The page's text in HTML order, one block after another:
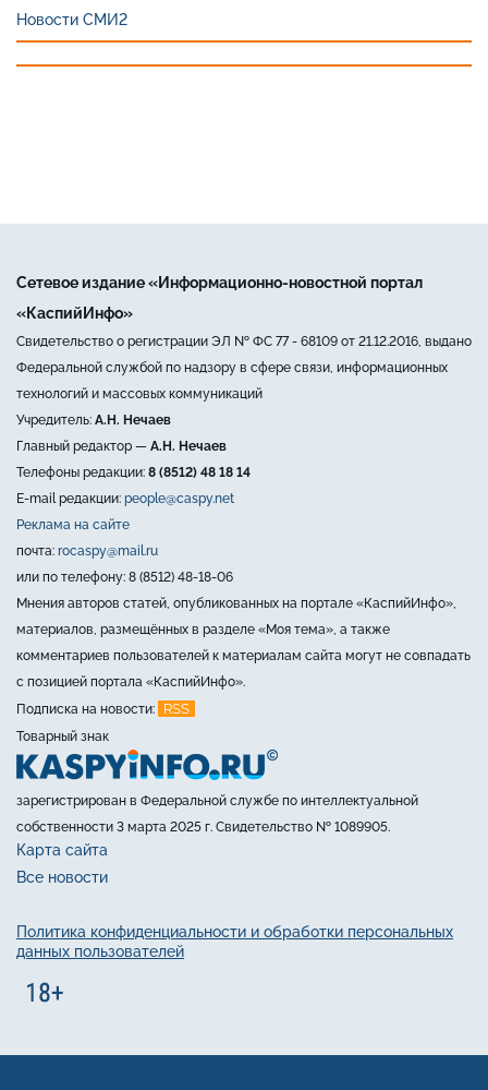
Новости СМИ2
Сетевое издание «Информационно-новостной портал
«КаспийИнфо»
Свидетельство о регистрации ЭЛ № ФС 77 - 68109 от 21.12.2016, выдано
Федеральной службой по надзору в сфере связи, информационных
технологий и массовых коммуникаций
Учредитель: А.Н. Нечаев
Главный редактор — А.Н. Нечаев
Телефоны редакции: 8 (8512) 48 18 14
E-mail редакции: people@caspy.net
Реклама на сайте
почта: rocaspy@mail.ru
или по телефону: 8 (8512) 48-18-06
Мнения авторов статей, опубликованных на портале «КаспийИнфо»,
материалов, размещённых в разделе «Моя тема», а также
комментариев пользователей к материалам сайта могут не совпадать
с позицией портала «КаспийИнфо».
Подписка на новости:
RSS
Товарный знак
зарегистрирован в Федеральной службе по интеллектуальной
собственности 3 марта 2025 г. Свидетельство № 1089905.
Карта сайта
Все новости
Политика конфиденциальности и обработки персональных
данных пользователей